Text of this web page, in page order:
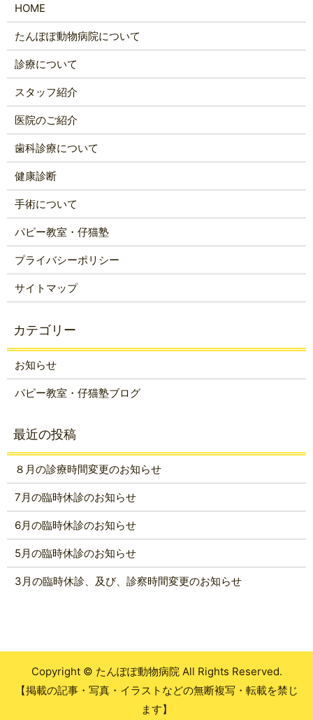
HOME
たんぽぽ動物病院について
診療について
スタッフ紹介
医院のご紹介
歯科診療について
健康診断
手術について
パピー教室・仔猫塾
プライバシーポリシー
サイトマップ
お知らせ
パピー教室・仔猫塾ブログ
８月の診療時間変更のお知らせ
7月の臨時休診のお知らせ
6月の臨時休診のお知らせ
5月の臨時休診のお知らせ
3月の臨時休診、及び、診察時間変更のお知らせ
Copyright © たんぽぽ動物病院 All Rights Reserved.
【掲載の記事・写真・イラストなどの無断複写・転載を禁じ
ます】